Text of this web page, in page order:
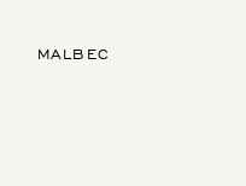
MALBEC